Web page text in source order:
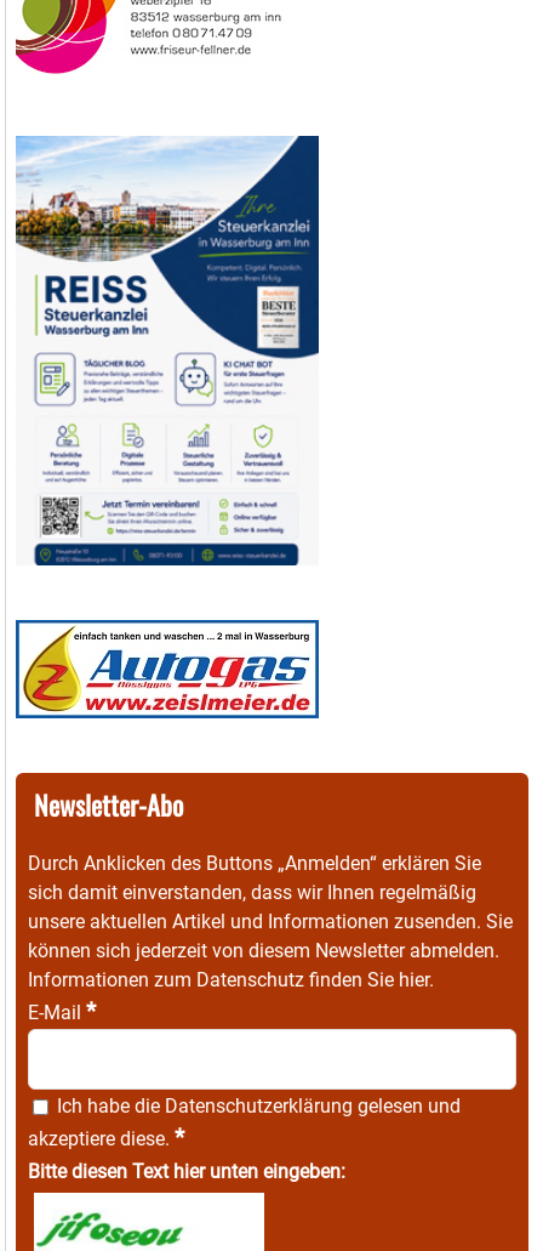
Newsletter-Abo
Durch Anklicken des Buttons „Anmelden“ erklären Sie
sich damit einverstanden, dass wir Ihnen regelmäßig
unsere aktuellen Artikel und Informationen zusenden. Sie
können sich jederzeit von diesem Newsletter abmelden.
Informationen zum Datenschutz finden Sie hier.
E-Mail *
Ich habe die Datenschutzerklärung gelesen und
akzeptiere diese. *
Bitte diesen Text hier unten eingeben: